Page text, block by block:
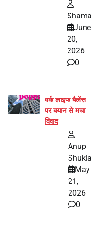
जायसवाल बनीं योग
अभियान का हिस्सा
Shama
June
20,
2026
0
वर्क लाइफ बैलेंस
पर बयान से मचा
विवाद
Anup
Shukla
May
21,
2026
0